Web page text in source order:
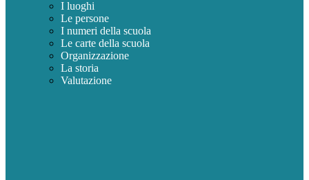
I luoghi
Le persone
I numeri della scuola
Le carte della scuola
Organizzazione
La storia
Valutazione